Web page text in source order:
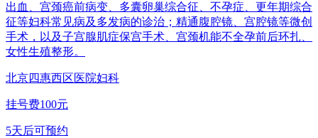
出血、宫颈癌前病变、多囊卵巢综合征、不孕症、更年期综合
征等妇科常见病及多发病的诊治；精通腹腔镜、宫腔镜等微创
手术，以及子宫腺肌症保宫手术、宫颈机能不全孕前后环扎、
女性生殖整形。
北京四惠西区医院妇科
挂号费100元
5天后可预约